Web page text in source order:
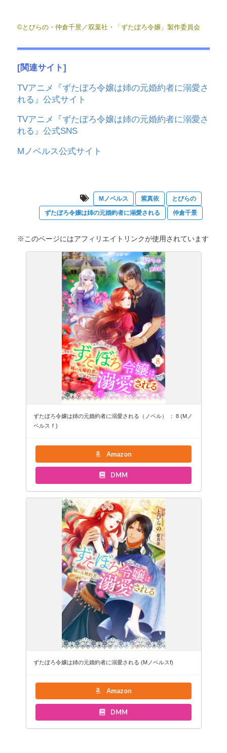
©とびらの・仲倉千景／双葉社・「ずたぼろ令嬢」製作委員会
[関連サイト]
TVアニメ『ずたぼろ令嬢は姉の元婚約者に溺愛さ
れる』公式サイト
TVアニメ『ずたぼろ令嬢は姉の元婚約者に溺愛さ
れる』公式SNS
Mノベルス公式サイト
Mノベルス 紫真依
とびらの
ずたぼろ令嬢は姉の元婚約者に溺愛される
仲倉千景
※このページにはアフィリエイトリンクが使用されています
ずたぼろ令嬢は姉の元婚約者に溺愛される（ノベル） ： 8 (Mノ
ベルスｆ)
Amazon
DMM
ずたぼろ令嬢は姉の元婚約者に溺愛される (Mノベルスf)
Amazon
DMM